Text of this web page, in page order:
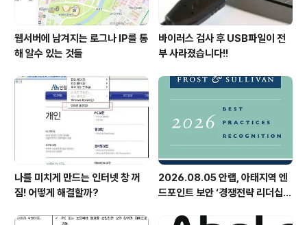
웹서버에 남겨지는 로그나 IP를 통
해 알수 있는 것들
바이러스 검사 후 USB파일이 전
부 사라졌습니다!!
나를 미치게 만드는 인터넷 창 꺼
짐! 어떻게 해결할까?
2026.08.05 안랩, 아태지역 엔
드포인트 보안 ‘경쟁전략 리더십’